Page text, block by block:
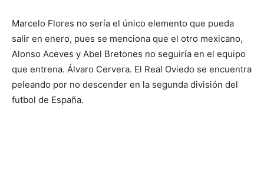
Marcelo Flores no sería el único elemento que pueda
salir en enero, pues se menciona que el otro mexicano,
Alonso Aceves y Abel Bretones no seguiría en el equipo
que entrena. Álvaro Cervera. El Real Oviedo se encuentra
peleando por no descender en la segunda división del
futbol de España.